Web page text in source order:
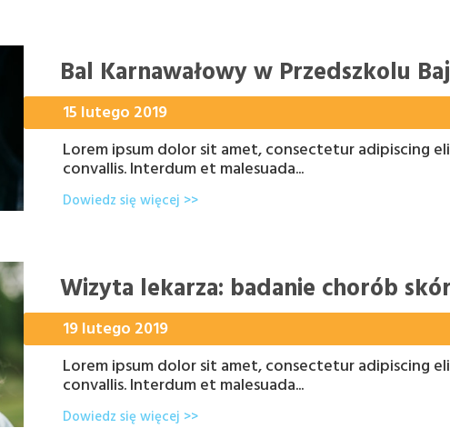
Bal Karnawałowy w Przedszkolu
15 lutego 2019
Lorem ipsum dolor sit amet, consectetur adipiscing
convallis. Interdum et malesuada...
Dowiedz się więcej >>
Wizyta lekarza: badanie chorób
19 lutego 2019
Lorem ipsum dolor sit amet, consectetur adipiscing
convallis. Interdum et malesuada...
Dowiedz się więcej >>